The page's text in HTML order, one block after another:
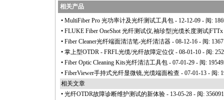
相关产品
• MultiFiber Pro 光功率计及光纤测试工具包 - 12-12-09 - 阅:
• FLUKE Fiber OneShot 光纤测试仪,袖珍型|光缆长度测试
• Fiber Cleaner光纤端面清洁笔-光纤清洁器 - 08-12-16 - 阅:
• 掌上型OTDR - FRFL光缆/光纤故障定位仪 - 08-01-10 - 阅:
• Fiber Optic Cleaning Kits光纤清洁工具包 - 07-01-29 - 阅:
• FiberViewer手持式光纤显微镜,光缆端面检查 - 07-01-13 - 阅:
相关文章
• 光纤OTDR故障诊断维护测试的新体验 - 13-05-28 - 阅: 356091